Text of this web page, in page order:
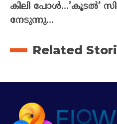
കിലി പോൾ…’കൂടൽ’
നേടുന്നു…
Related